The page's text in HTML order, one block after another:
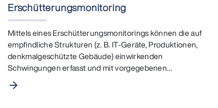
Erschütterungsmonitoring
Mittels eines Erschütterungsmonitorings können die auf
empfindliche Strukturen (z. B. IT-Geräte, Produktionen,
denkmalgeschützte Gebäude) einwirkenden
Schwingungen erfasst und mit vorgegebenen
Grenzwerten…
arrow_forward